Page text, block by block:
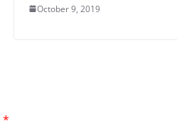
October 9, 2019
*